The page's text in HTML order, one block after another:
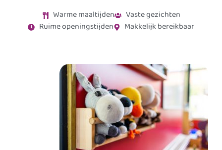
Warme maaltijden
Vaste gezichten
Ruime openingstijden
Makkelijk bereikbaar